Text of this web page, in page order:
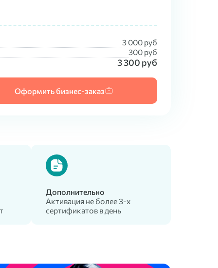
3 000 руб
300 руб
3 300 руб
Оформить бизнес-заказ
Дополнительно
Активация не более 3-x
сертификатов в день